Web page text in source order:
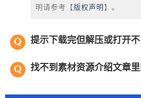
明请参考【 版权声明 】。
提示下载完但解压或打开不
找不到素材资源介绍文章里